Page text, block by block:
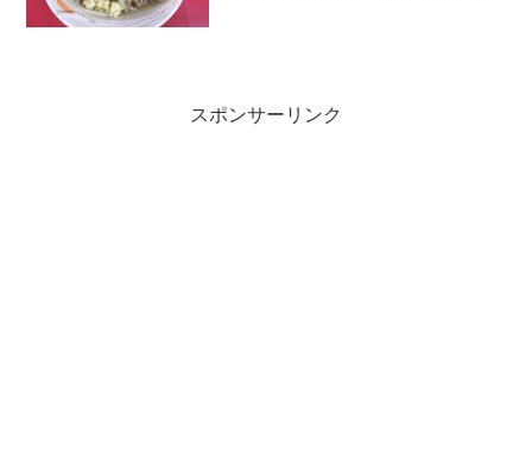
スポンサーリンク